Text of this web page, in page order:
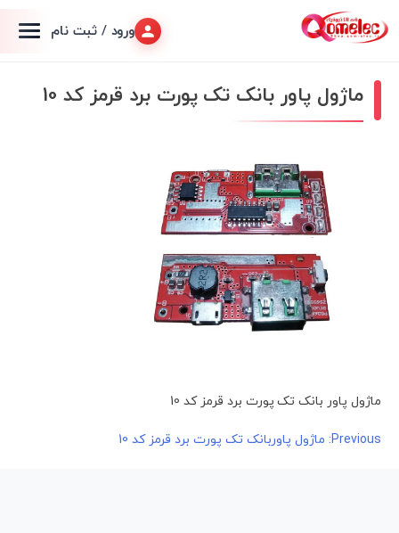
ورود / ثبت نام
ماژول پاور بانک تک پورت برد قرمز کد 10
ماژول پاور بانک تک پورت برد قرمز کد 10
راهبری
Previous: ماژول پاوربانک تک پورت برد قرمز کد 10